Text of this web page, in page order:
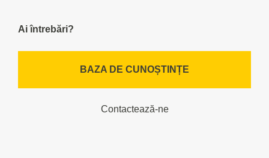
Ai întrebări?
BAZA DE CUNOȘTINȚE
Contactează-ne